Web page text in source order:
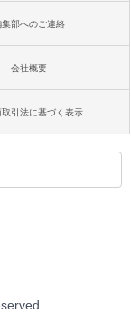
集部へのご連絡
会社概要
取引法に基づく表示